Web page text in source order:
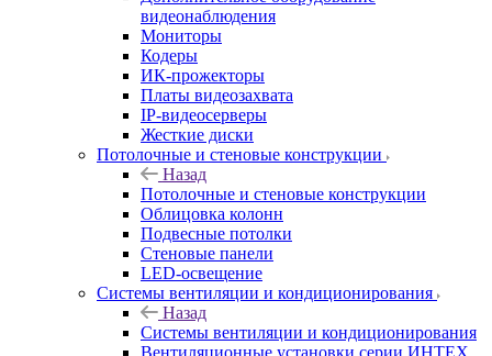
видеонаблюдения
Мониторы
Кодеры
ИК-прожекторы
Платы видеозахвата
IP-видеосерверы
Жесткие диски
Потолочные и стеновые конструкции
Назад
Потолочные и стеновые конструкции
Облицовка колонн
Подвесные потолки
Стеновые панели
LED-освещение
Системы вентиляции и кондиционирования
Назад
Системы вентиляции и кондиционирования
Вентиляционные установки серии ИНТЕХ